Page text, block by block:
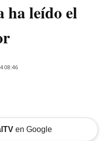
ha leído el
08:46
en Google